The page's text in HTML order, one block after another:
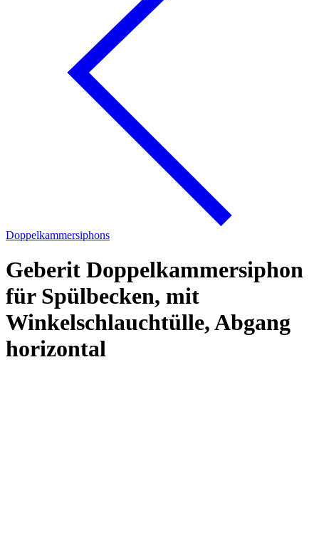
Doppelkammersiphons
Geberit Doppelkammersiphon
für Spülbecken, mit
Winkelschlauchtülle, Abgang
horizontal